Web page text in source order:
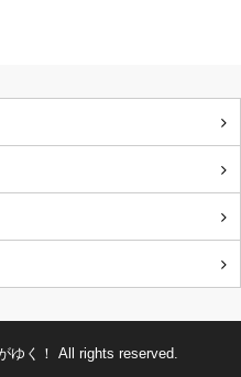
ゆく！ All rights reserved.